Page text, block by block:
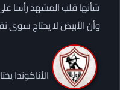
شأنها قلب المشهد رأسا
وأن الأبيض لا يحتاج سوى
الأناكوندا